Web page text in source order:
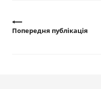
Попередня публікація